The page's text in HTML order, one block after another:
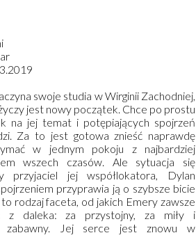
swoje studia w Wirginii Zachodniej,
jest nowy początek. Chce po prostu
na jej temat i potępiających spojrzeń
Za to jest gotowa znieść naprawdę
w jednym pokoju z najbardziej
wszech czasów. Ale sytuacja się
przyjaciel jej współlokatora, Dylan
przyprawia ją o szybsze bicie
rodzaj faceta, od jakich Emery zawsze
z daleka: za przystojny, za miły i
zabawny. Jej serce jest znowu w